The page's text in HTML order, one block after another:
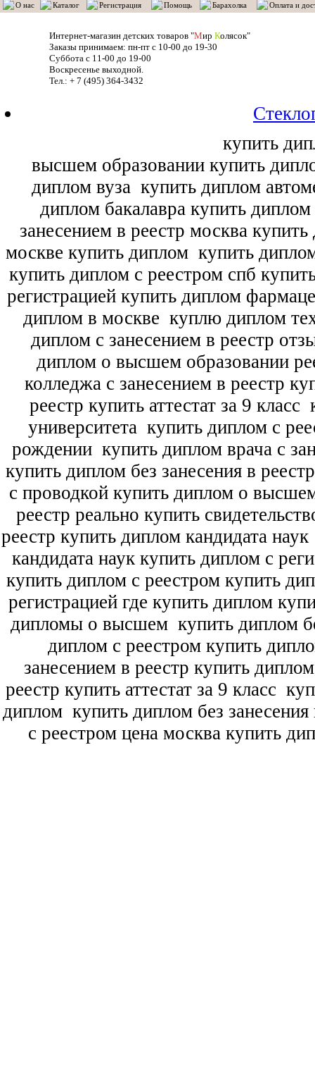
О нас Каталог Регистрация Помощь Барахолка Оплата и
Интернет-магазин детских товаров "Мир Колясок"
Заказы принимаем: пн-пт с 10-00 до 19-30
Суббота с 11-00 до 19-00
Воскресенье выходной.
Тел.: + 7 (495) 364-3432
купить
высшем образовании купить
диплом вуза купить диплом
диплом бакалавра купить
занесением в реестр москва
москве купить диплом купить
купить диплом с реестром спб
регистрацией купить диплом
диплом в москве куплю диплом
диплом с занесением в реестр
диплом о высшем образовании
колледжа с занесением в реестр
реестр купить аттестат за 9 класс
университета купить диплом с
рождении купить диплом врача с
купить диплом без занесения в
с проводкой купить диплом о
реестр реально купить
реестр купить диплом кандидата наук
кандидата наук купить диплом с
купить диплом с реестром купить
регистрацией где купить диплом
дипломы о высшем купить диплом
диплом с реестром купить
занесением в реестр купить
реестр купить аттестат за 9 класс
диплом купить диплом без
с реестром цена москва купить